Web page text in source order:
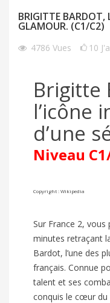
BRIGITTE BARDOT,
GLAMOUR. (C1/C2)
4786 Vues 10
Brigitte
l’icône
d’une
Niveau
Copyright : Wikipedia
Sur France 2, vous
minutes retraçant
Bardot, l’une des
français. Connue
talent et ses
conquis le cœur du